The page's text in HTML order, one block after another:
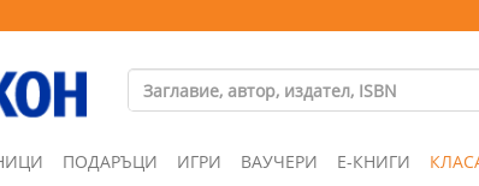
ПОДАРЪЦИ ИГРИ ВАУЧЕРИ Е-КНИГИ